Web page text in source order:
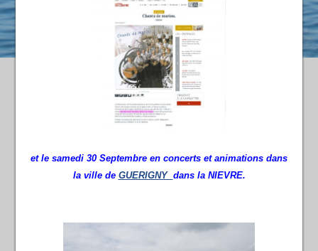
et le samedi 30 Septembre en concerts et animations dans
la ville de GUERIGNY dans la NIEVRE.